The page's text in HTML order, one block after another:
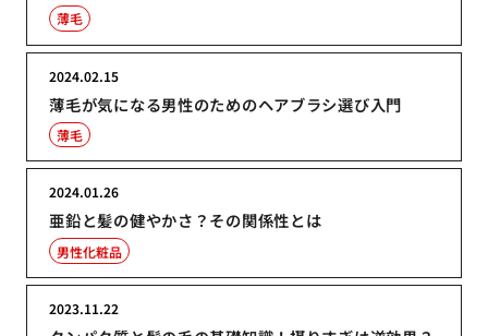
薄毛
薄毛が気になる男性のためのヘアブラシ選び入門
2024.02.15
薄毛
亜鉛と髪の健やかさ？その関係性とは
2024.01.26
男性化粧品
2023.11.22